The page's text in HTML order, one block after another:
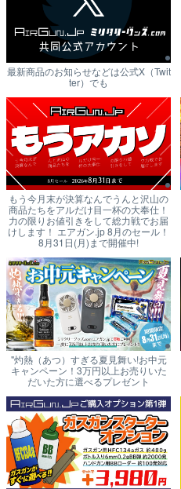
最新商品のお知らせなどは公式X（Twit
ter）でも
もう今月末が決算なんでうんと沢山の
商品たちをアルだけ目一杯の大奉仕！
力の限りお値引きをして総力戦でお届
けします！ エアガン.jp 8月のセール！
8月31日(月)まで開催中!
"灼熱（あつ）すぎる夏見舞い!お中元
キャンペーン！3万円以上お売りいた
だいた方に選べるプレゼント